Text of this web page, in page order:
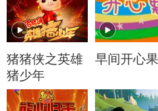
猪猪侠之英雄
猪少年
早间开心果